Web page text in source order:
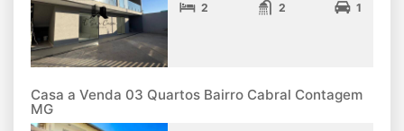
2 2 1
Casa a Venda 03 Quartos Bairro Cabral Contagem
MG